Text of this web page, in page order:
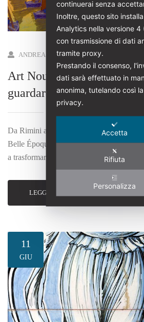
ANDREA SPEZIALI 0 COMMENTS
Art Nouveau Week 2026,
guardare il mare
Da Rimini a New York una settimana
Belle Époque Dall’8 al 14 luglio 2026
a trasformare città, ville, palazzi,
LEGGI
Condividi
post
11
GIU
continuerai senza
Inoltre, questo sito
Analytics nella versione 4
con trasmissione di dati
tramite proxy.
Prestando il consenso,
dati sarà effettuato in
anonima, tutelando così
privacy.
Accetta
Rifiuta
Personalizza